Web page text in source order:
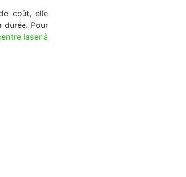
coût, elle
durée. Pour
laser à